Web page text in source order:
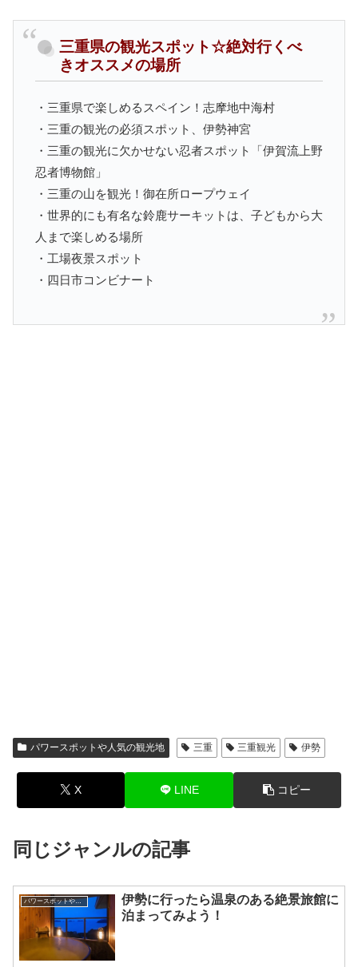
三重県の観光スポット☆絶対行くべ
きオススメの場所
・三重県で楽しめるスペイン！志摩地中海村
・三重の観光の必須スポット、伊勢神宮
・三重の観光に欠かせない忍者スポット「伊賀流上野
忍者博物館」
・三重の山を観光！御在所ロープウェイ
・世界的にも有名な鈴鹿サーキットは、子どもから大
人まで楽しめる場所
・工場夜景スポット
・四日市コンビナート
パワースポットや人気の観光地 三重 三重観光 伊勢
X LINE コピー
同じジャンルの記事
パワースポットや人気の観光地
伊勢に行ったら温泉のある絶景旅館に
泊まってみよう！